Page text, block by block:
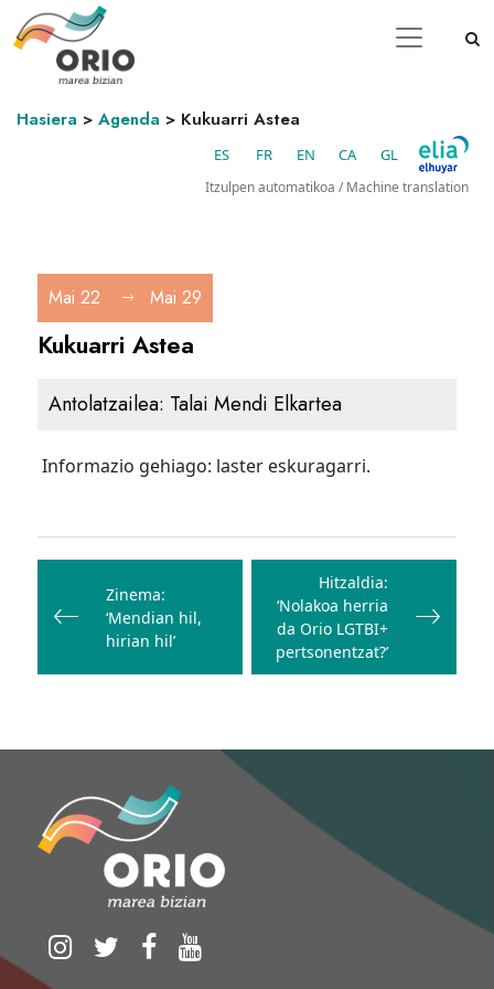
Hasiera > Agenda > Kukuarri Astea
ES FR EN CA GL
Itzulpen automatikoa / Machine translation
Mai 22 Mai 29
Kukuarri Astea
Antolatzailea: Talai Mendi Elkartea
Informazio gehiago: laster eskuragarri.
Bidalketetan
zehar
nabigatu
Zinema:
‘Mendian hil,
hirian hil’
Hitzaldia:
‘Nolakoa herria
da Orio LGTBI+
pertsonentzat?’